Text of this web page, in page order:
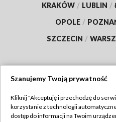
KRAKÓW / LUBLIN /
OPOLE /
SZCZECIN /
Szanujemy Twoją prywatność
Kliknij "Akceptuję i przechodzę do
korzystanie z technologii
dostęp do informacji na Twoim